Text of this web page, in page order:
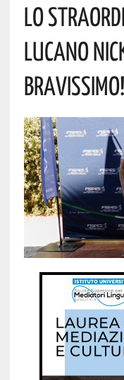
Lo
Lucano
Bravissimo!